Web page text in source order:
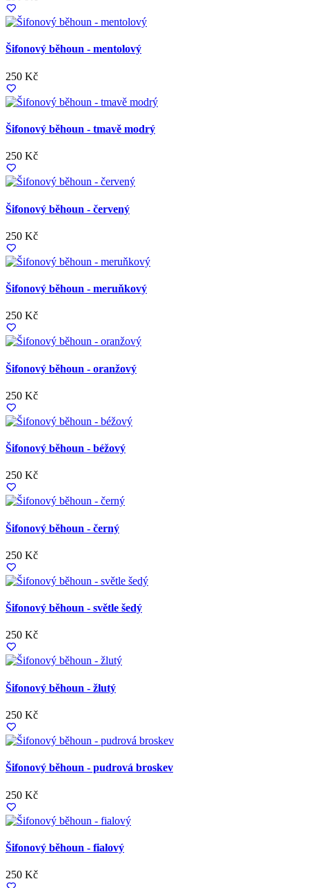
Šifonový běhoun - mentolový
250 Kč
Šifonový běhoun - tmavě modrý
250 Kč
Šifonový běhoun - červený
250 Kč
Šifonový běhoun - meruňkový
250 Kč
Šifonový běhoun - oranžový
250 Kč
Šifonový běhoun - béžový
250 Kč
Šifonový běhoun - černý
250 Kč
Šifonový běhoun - světle šedý
250 Kč
Šifonový běhoun - žlutý
250 Kč
Šifonový běhoun - pudrová broskev
250 Kč
Šifonový běhoun - fialový
250 Kč